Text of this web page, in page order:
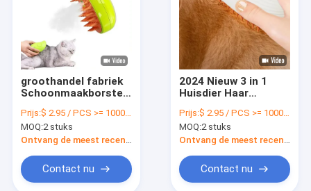
groothandel fabriek
Schoonmaakborstel
haarborstel stoom
kam
schoonmaakborstel
stoomborstel
Prijs:$ 2.95 / PCS >= 1000 PCS
MOQ:2 stuks
Ontvang de meest recente Prijs
Contact nu
2024 Nieuw 3 in 1
Huisdier Haar
Stoomborstel Spray
Kam Oplaadbare Kat
Stoomborstel
Prijs:$ 2.95 / PCS >= 1000 PCS
MOQ:2 stuks
Ontvang de meest recente Prijs
Contact nu